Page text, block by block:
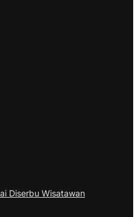
Diserbu Wisatawan